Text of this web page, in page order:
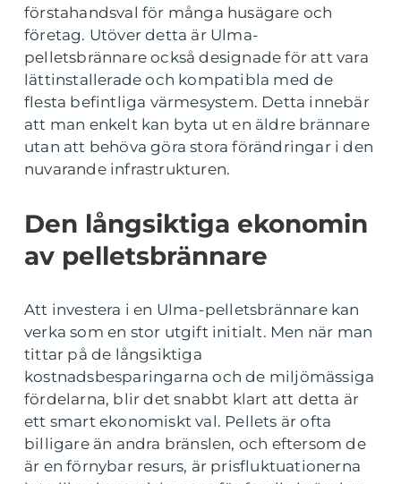
förstahandsval för många husägare och
företag. Utöver detta är Ulma-
pelletsbrännare också designade för att vara
lättinstallerade och kompatibla med de
flesta befintliga värmesystem. Detta innebär
att man enkelt kan byta ut en äldre brännare
utan att behöva göra stora förändringar i den
nuvarande infrastrukturen.
Den långsiktiga ekonomin
av pelletsbrännare
Att investera i en Ulma-pelletsbrännare kan
verka som en stor utgift initialt. Men när man
tittar på de långsiktiga
kostnadsbesparingarna och de miljömässiga
fördelarna, blir det snabbt klart att detta är
ett smart ekonomiskt val. Pellets är ofta
billigare än andra bränslen, och eftersom de
är en förnybar resurs, är prisfluktuationerna